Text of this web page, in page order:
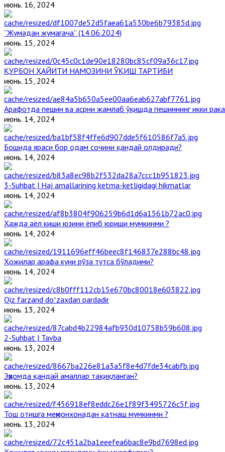
июнь. 16, 2024
“Жумадан жумагача” (14.06.2024)
июнь. 15, 2024
ҚУРБОН ҲАЙИТИ НАМОЗИНИ ЎҚИШ ТАРТИБИ
июнь. 15, 2024
Арафотда пешин ва асрни жамлаб ўқишда пешиннинг икки
июнь. 14, 2024
Бошида яраси бор одам сочини қандай олдиради?
июнь. 14, 2024
3-Suhbat | Haj amallarining ketma-ketligidagi hikmatlar
июнь. 14, 2024
Ҳажда аёл киши юзини ёпиб юриши мумкинми ?
июнь. 14, 2024
Ҳожилар арафа куни рўза тутса бўладими?
июнь. 14, 2024
Qiz farzand doʻzaxdan pardadir
июнь. 13, 2024
2-Suhbat | Tavba
июнь. 13, 2024
Эҳромда қандай амаллар тақиқланган?
июнь. 13, 2024
Тош отишга меҳмонхонадан қатнаш мумкинми ?
июнь. 13, 2024